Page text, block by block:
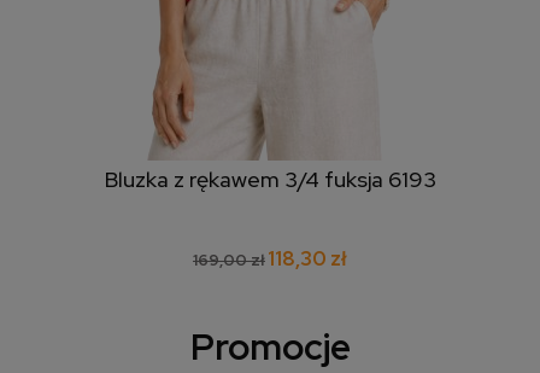
Bluzka z rękawem 3/4 fuksja 6193
169,00 zł118,30 zł
Promocje